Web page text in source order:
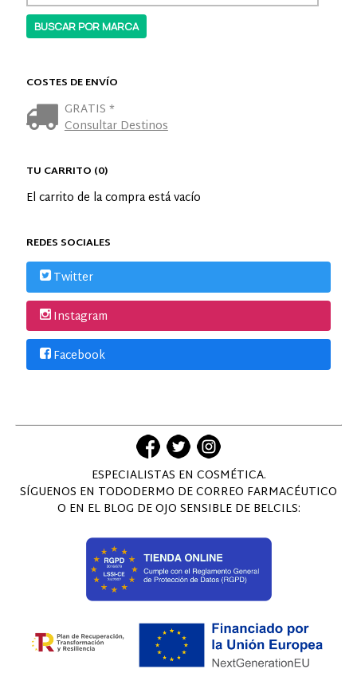
COSTES DE ENVÍO
GRATIS *
Consultar Destinos
TU CARRITO (0)
El carrito de la compra está vacío
REDES SOCIALES
Twitter
Instagram
Facebook
ESPECIALISTAS EN COSMÉTICA.
SÍGUENOS EN TODODERMO DE CORREO FARMACÉUTICO
O EN EL BLOG DE OJO SENSIBLE DE BELCILS: